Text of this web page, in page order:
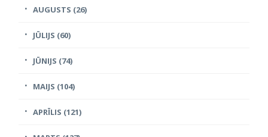
AUGUSTS (26)
JŪLIJS (60)
JŪNIJS (74)
MAIJS (104)
APRĪLIS (121)